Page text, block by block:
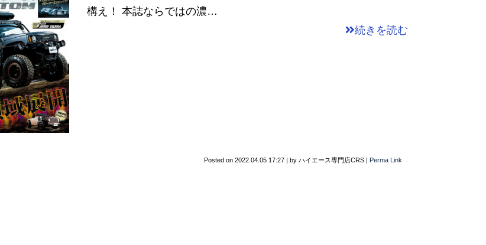
構え！ 本誌ならではの濃…
続きを読む
Posted on 2022.04.05 17:27 by ハイエース専門店CRS Perma Link